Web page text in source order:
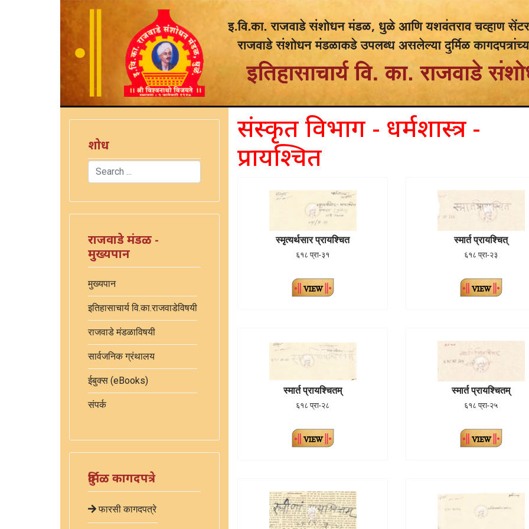
शोध
Search
राजवाडे मंडळ -
मुख्यपान
मुख्यपान
इतिहासाचार्य वि.का.राजवाडेविषयी
राजवाडे मंडळाविषयी
सार्वजनिक ग्रंथालय
ईबुक्स (eBooks)
संपर्क
दुर्मिळ कागदपत्रे
फारसी कागदपत्रे
संस्कृत विभाग - धर्मशास्त्र -
प्रायश्चित
स्मृत्यर्थसार प्रायश्चित
६१८ प्रा-३१
स्मार्त प्रायश्चित्
६१८ प्रा-२३
स्मार्त प्रायश्चितम्
६१८ प्रा-२८
स्मार्त प्रायश्चितम्
६१८ प्रा-२५